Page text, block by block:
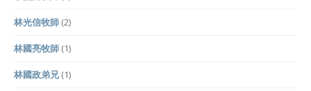
林光信牧師 (2)
林國亮牧師 (1)
林國政弟兄(1)